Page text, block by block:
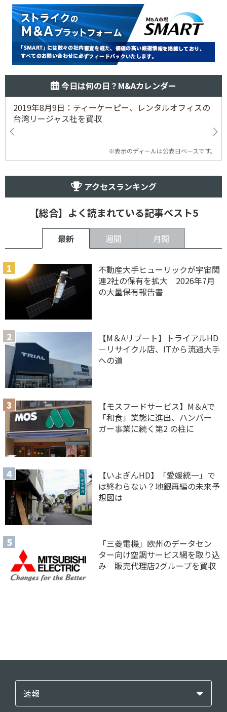
今日は何の日？M&Aカレンダー
2019年8月9日：ティーケーピー、レンタルオフィスの
台湾リージャス社を買収
※表示のディールは公表日ベースです。
アクセスランキング
【総合】よく読まれている記事ベスト5
最新 週間 月間
不動産大手ヒューリックが宇宙関
連2社の保有を拡大 2026年7月
の大量保有報告書
【M＆Aリブート】トライアルHD
－リサイクル店、ITから流通大手
への道
【モスフードサービス】M＆Aで
「和食」業態に進出、ハンバー
ガー事業に続く第2 の柱に
【いよぎんHD】「愛媛統一」で
は終わらない？地銀再編の未来予
想図は
「三菱電機」欧州のデータセン
ター向け空調サービス網を取り込
み 販売代理店2グループを買収
速報